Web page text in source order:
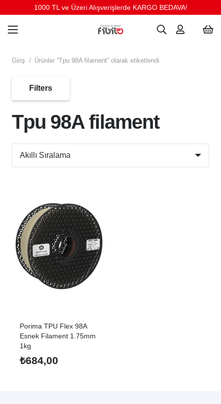
1000 TL ve Üzeri Alışverişlerde KARGO BEDAVA!
Giriş / Ürünler “Tpu 98A filament” olarak etiketlendi
Tpu 98A filament
Porima TPU Flex 98A
Esnek Filament 1.75mm
1kg
₺684,00
Filters